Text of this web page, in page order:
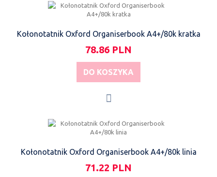
Kołonotatnik Oxford Organiserbook A4+/80k kratka
78.86 PLN
DO KOSZYKA
Kołonotatnik Oxford Organiserbook A4+/80k linia
71.22 PLN